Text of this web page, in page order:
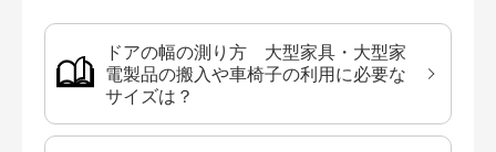
ドアの幅の測り方 大型家具・大型家
電製品の搬入や車椅子の利用に必要な
サイズは？